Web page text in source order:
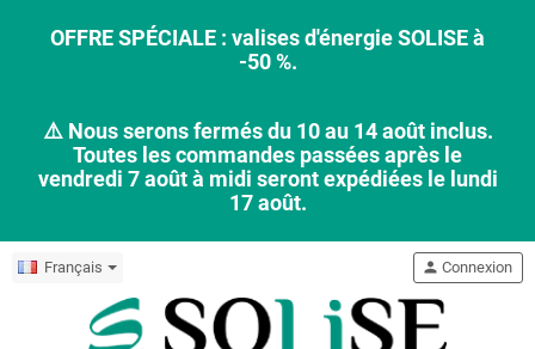
OFFRE SPÉCIALE : valises d'énergie SOLISE à
-50 %.
⚠️ Nous serons fermés du 10 au 14 août inclus.
Toutes les commandes passées après le
vendredi 7 août à midi seront expédiées le lundi
17 août.
Français person Connexion